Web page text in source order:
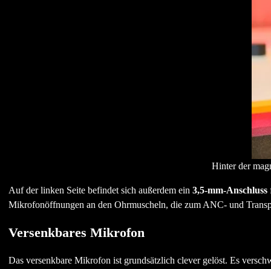
Hinter der
Auf der linken Seite befindet sich außerdem ein 3,5-mm-Anschluss
Mikrofonöffnungen an den Ohrmuscheln, die zum ANC- und
Versenkbares Mikrofon
Das versenkbare Mikrofon ist grundsätzlich clever gelöst. Es